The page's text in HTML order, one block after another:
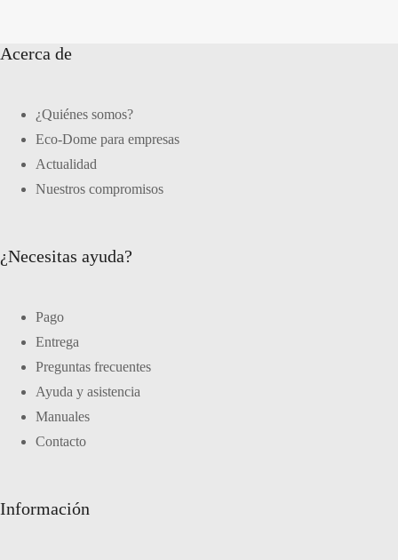
Acerca de
¿Quiénes somos?
Eco-Dome para empresas
Actualidad
Nuestros compromisos
¿Necesitas ayuda?
Pago
Entrega
Preguntas frecuentes
Ayuda y asistencia
Manuales
Contacto
Información